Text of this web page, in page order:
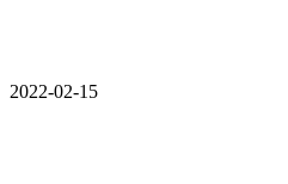
2022-02-15